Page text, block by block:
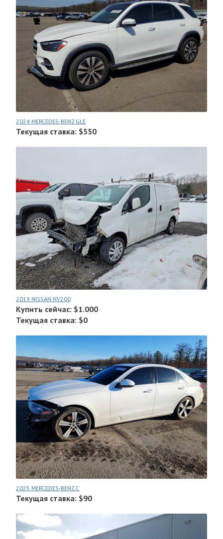
2024 MERCEDES-BENZ GLE
Текущая ставка: $550
2019 NISSAN NV200
Купить сейчас: $1.000
Текущая ставка: $0
2025 MERCEDES-BENZ C
Текущая ставка: $90